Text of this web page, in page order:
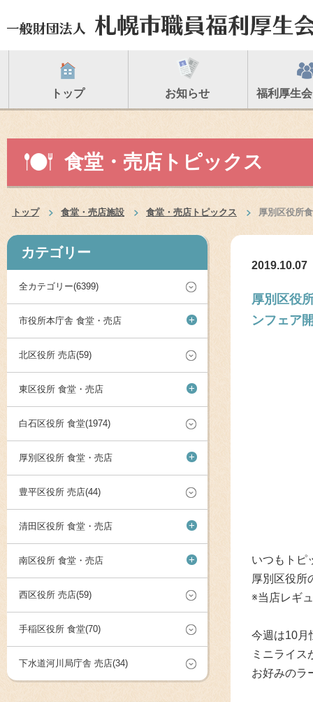
トップ お知らせ 福利厚生
食堂・売店トピックス
トップ 食堂・売店施設 食堂・売店トピックス 厚別区役所
カテゴリー
全カテゴリー(6399)
市役所本庁舎 食堂・売店 +
北区役所 売店(59)
東区役所 食堂・売店 +
白石区役所 食堂(1974)
厚別区役所 食堂・売店 +
豊平区役所 売店(44)
清田区役所 食堂・売店 +
南区役所 食堂・売店 +
西区役所 売店(59)
手稲区役所 食堂(70)
下水道河川局庁舎 売店(34)
2019.10.07
厚別区役
ンフェア
いつもトピ
厚別区役所
※当店レギ
今週は10月
ミニライス
お好みのラ